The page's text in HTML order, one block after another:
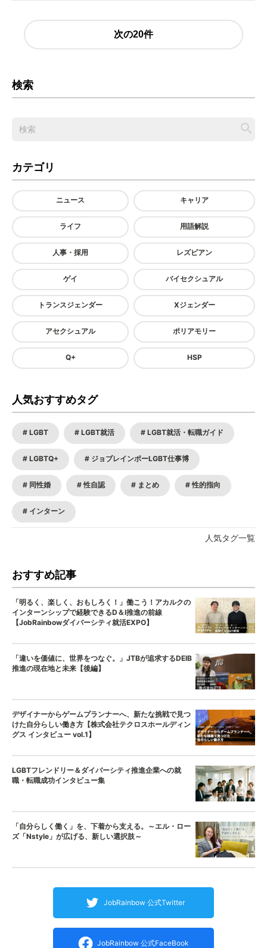
次の20件
検索
カテゴリ
ニュース キャリア
ライフ 用語解説
人事・採用 レズビアン
ゲイ バイセクシュアル
トランスジェンダー Xジェンダー
アセクシュアル ポリアモリー
Q+ HSP
人気おすすめタグ
LGBT LGBT就活 LGBT就活・転職ガイド
LGBTQ+ ジョブレインボーLGBT仕事博
同性婚 性自認 まとめ 性的指向
インターン
人気タグ一覧
おすすめ記事
「明るく、楽しく、おもしろく！」働こう！アカルクの
インターンシップで経験できるD＆I推進の前線
【JobRainbowダイバーシティ就活EXPO】
「違いを価値に、世界をつなぐ。」JTBが追求するDEIB
推進の現在地と未来【後編】
デザイナーからゲームプランナーへ、新たな挑戦で見つ
けた自分らしい働き方【株式会社テクロスホールディン
グス インタビュー vol.1】
LGBTフレンドリー＆ダイバーシティ推進企業への就
職・転職成功インタビュー集
「自分らしく働く」を、下着から支える。～エル・ロー
ズ「Nstyle」が広げる、新しい選択肢～
JobRainbow 公式Twitter
JobRainbow 公式FaceBook